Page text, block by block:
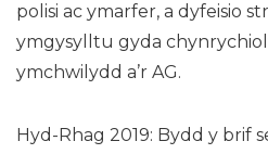
polisi ac ymarfer, a dyfeisio
ymgysylltu gyda
ymchwilydd a’r AG.
Hyd-Rhag 2019: Bydd y brif